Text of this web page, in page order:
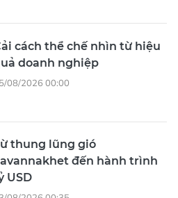
cách thể chế nhìn từ hiệu
doanh nghiệp
08/2026 00:00
thung lũng gió
đến hành trình
USD